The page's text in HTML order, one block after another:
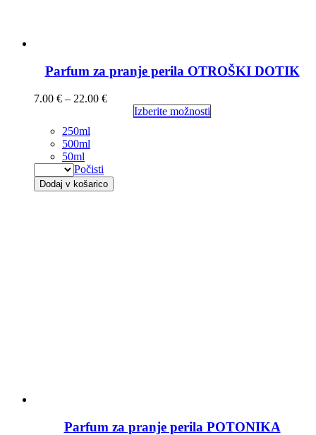
Parfum za pranje perila OTROŠKI DOTIK
7.00 € – 22.00 €
Izberite možnosti
250ml
500ml
50ml
Počisti
Dodaj v košarico
Parfum za pranje perila POTONIKA